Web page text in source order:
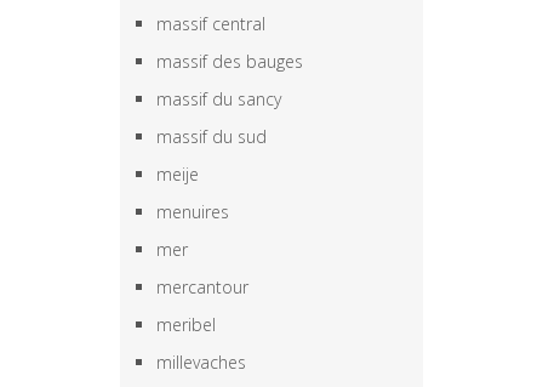
massif central
massif des bauges
massif du sancy
massif du sud
meije
menuires
mer
mercantour
meribel
millevaches